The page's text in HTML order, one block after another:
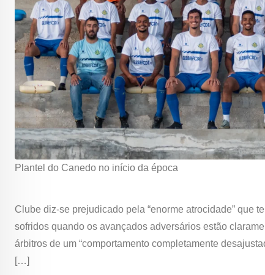
Plantel do Canedo no início da época
Clube diz-se prejudicado pela “enorme atrocidade” que
sofridos quando os avançados adversários estão
árbitros de um “comportamento completamente
[…]